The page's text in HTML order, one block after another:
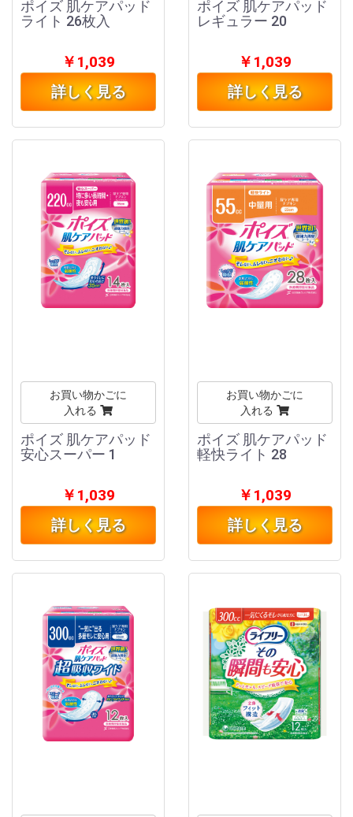
ポイズ 肌ケアパッド
ライト 26枚入
￥1,039
詳しく見る
ポイズ 肌ケアパッド
レギュラー 20
￥1,039
詳しく見る
お買い物かごに
入れる
ポイズ 肌ケアパッド
安心スーパー 1
￥1,039
詳しく見る
お買い物かごに
入れる
ポイズ 肌ケアパッド
軽快ライト 28
￥1,039
詳しく見る